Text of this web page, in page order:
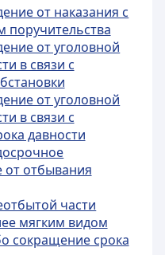
от наказания с
поручительства
от уголовной
в связи с
от уголовной
в связи с
давности
от отбывания
части
мягким видом
сокращение срока